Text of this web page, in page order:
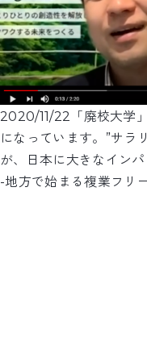
2020/11/22「廃校大学
になっています。”サラ
が、日本に大きなイン
-地方で始まる複業フリ